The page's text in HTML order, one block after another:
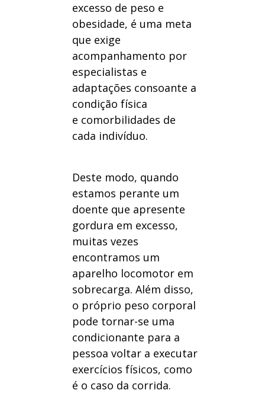
excesso de peso e
obesidade, é uma meta
que exige
acompanhamento por
especialistas e
adaptações consoante a
condição física
e comorbilidades de
cada indivíduo.
Deste modo, quando
estamos perante um
doente que apresente
gordura em excesso,
muitas vezes
encontramos um
aparelho locomotor em
sobrecarga. Além disso,
o próprio peso corporal
pode tornar-se uma
condicionante para a
pessoa voltar a executar
exercícios físicos, como
é o caso da corrida.